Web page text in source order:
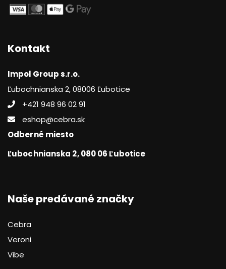
Kontakt
Impol Group s.r.o.
Ľubochnianska 2, 08006 Ľubotice
+421 948 96 02 91
eshop@cebra.sk
Odberné miesto
Ľubochnianska 2, 080 06 Ľubotice
Naše predávané značky
Cebra
Veroni
Vibe